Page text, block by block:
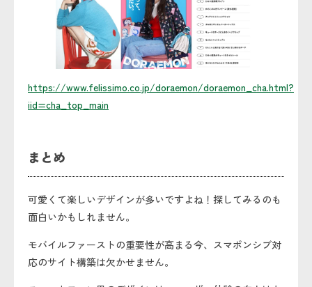
https://www.felissimo.co.jp/doraemon/doraemon_cha.html?
iid=cha_top_main
まとめ
可愛くて楽しいデザインが多いですよね！探してみるのも
面白いかもしれません。
モバイルファーストの重要性が高まる今、スマポンシブ対
応のサイト構築は欠かせません。